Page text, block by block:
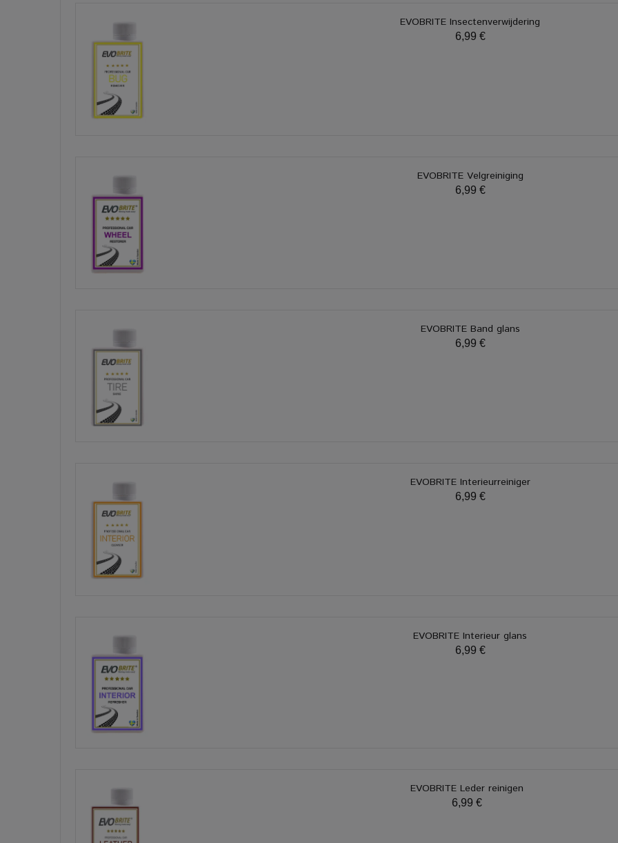
EVOBRITE Insectenverwijdering
6,99 €
EVOBRITE Velgreiniging
6,99 €
EVOBRITE Band glans
6,99 €
EVOBRITE Interieurreiniger
6,99 €
EVOBRITE Interieur glans
6,99 €
EVOBRITE Leder reinigen
6,99 €